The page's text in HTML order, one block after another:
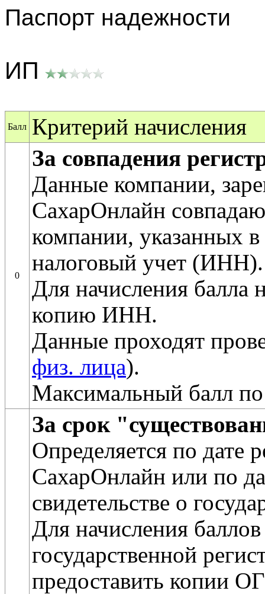
Паспорт надежности
ИП
Балл Критерий начисления
0
За совпадения
Данные компании,
СахарОнлайн
компании, указанных в
налоговый учет (ИНН).
Для начисления балла
копию ИНН.
Данные проходят
физ. лица).
Максимальный балл
За срок
Определяется по дате
СахарОнлайн или по
свидетельстве о
Для начисления
государственной
предоставить копии